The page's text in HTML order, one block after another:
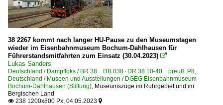
38 2267 kommt nach langer HU-Pause zu den Museumstagen
wieder im Eisenbahnmuseum Bochum-Dahlhausen für
Führerstandsmitfahrten zum Einsatz (30.04.2023) 
Lukas Sanders
Deutschland / Dampfloks / BR 38 DB 038 · DR 38.10-40 preuß. P8,
Deutschland / Museen und Ausstellungen / DGEG Eisenbahnmuseum
Bochum-Dahlhausen (Stiftung), Museumszüge im Ruhrgebiet und im
Bergischen Land
 238 1200x800 Px, 04.05.2023 